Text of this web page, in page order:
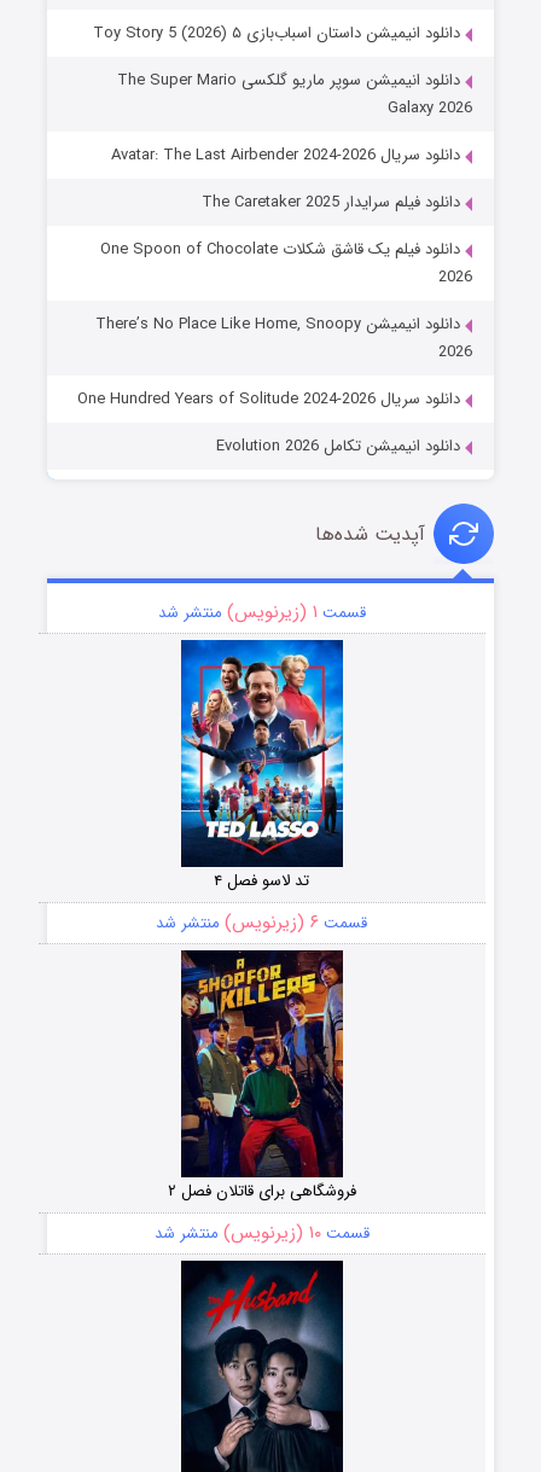
دانلود انیمیشن داستان اسباب‌بازی ۵ Toy Story 5 (2026)
دانلود انیمیشن سوپر ماریو گلکسی The Super Mario
Galaxy 2026
دانلود سریال Avatar: The Last Airbender 2024-2026
دانلود فیلم سرایدار The Caretaker 2025
دانلود فیلم یک قاشق شکلات One Spoon of Chocolate
2026
دانلود انیمیشن There’s No Place Like Home, Snoopy
2026
دانلود سریال One Hundred Years of Solitude 2024-2026
دانلود انیمیشن تکامل Evolution 2026
آپدیت شده‌ها
قسمت ۱ (زیرنویس) منتشر شد
تد لاسو فصل ۴
قسمت ۶ (زیرنویس) منتشر شد
فروشگاهی برای قاتلان فصل ۲
قسمت۱۰ (زیرنویس) منتشر شد